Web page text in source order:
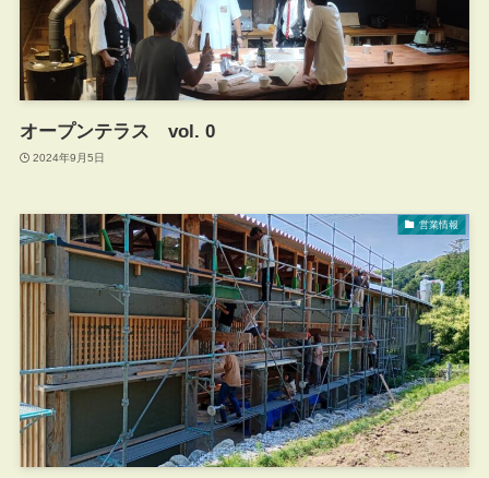
オープンテラス vol. 0
2024年9月5日
営業情報